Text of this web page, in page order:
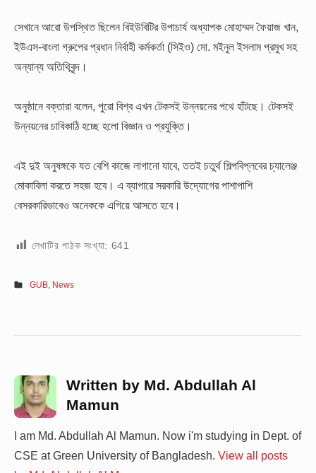
সেখানে আরো উপস্থিত ছিলেন বিইউবিটির উপাচার্য অধ্যাপক মোহাম্মদ ফৈয়াজ খান,
ইউএস-বাংলা গ্রুপের প্রধান নির্বাহী কর্মকর্তা (সিইও) মো. মইনুল ইসলাম প্রমুখ সহ
অন্যান্য অতিথিবৃন্দ।
অনুষ্ঠানে বক্তারা বলেন, পুরো বিশ্ব এখন টেকসই উন্নয়নের পথে হাঁটছে। টেকসই
উন্নয়নের চাবিকাঠি হচ্ছে হলো বিজ্ঞান ও প্রযুক্তি।
এই দুই অনুষঙ্গকে যত বেশি কাজে লাগানো যাবে, ততই চতুর্থ শিল্পবিপ্লবের চ্যালেঞ্জ
মোকাবিলা করতে সহজ হবে। এ ব্যাপারে সরকারি উদ্যোগের পাশাপাশি
বেসরকারিভাবেও অনেককে এগিয়ে আসতে হবে।
লেখাটির পাঠক সংখ্যা: 641
GUB, News
Written by Md. Abdullah Al
Mamun
I am Md. Abdullah Al Mamun. Now i'm studying in Dept. of
CSE at Green University of Bangladesh. View all posts